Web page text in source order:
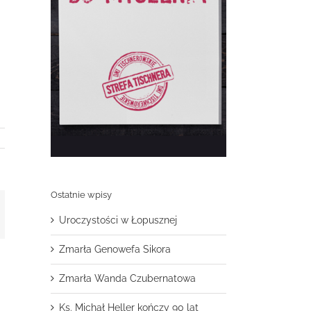
Ostatnie wpisy
Uroczystości w Łopusznej
Zmarła Genowefa Sikora
Zmarła Wanda Czubernatowa
Ks. Michał Heller kończy 90 lat